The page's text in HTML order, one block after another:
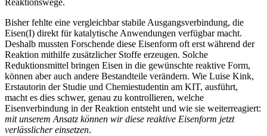
Reaktionswege.
Bisher fehlte eine vergleichbar stabile Ausgangsverbindung, die
Eisen(I) direkt für katalytische Anwendungen verfügbar macht.
Deshalb mussten Forschende diese Eisenform oft erst während der
Reaktion mithilfe zusätzlicher Stoffe erzeugen. Solche
Reduktionsmittel bringen Eisen in die gewünschte reaktive Form,
können aber auch andere Bestandteile verändern. Wie Luise Kink,
Erstautorin der Studie und Chemiestudentin am KIT, ausführt,
macht es dies schwer, genau zu kontrollieren, welche
Eisenverbindung in der Reaktion entsteht und wie sie weiterreagiert:
mit unserem Ansatz können wir diese reaktive Eisenform jetzt
verlässlicher einsetzen.